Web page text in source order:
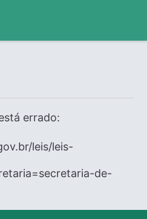
errado:
leis/leis-
de-